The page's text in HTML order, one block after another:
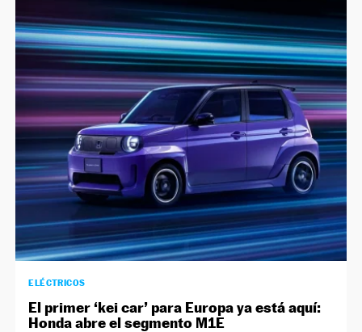
ELÉCTRICOS
El primer ‘kei car’ para Europa ya está aquí:
Honda abre el segmento M1E